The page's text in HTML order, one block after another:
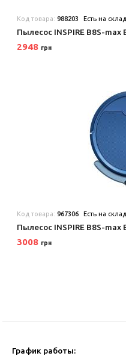
Код товара:988203 Есть на
Пылесос INSPIRE B8S-max
2948 грн
Код товара:967306 Есть на
Пылесос INSPIRE B8S-max
3008 грн
График работы: